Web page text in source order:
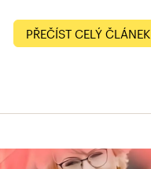
PŘEČÍST CELÝ ČLÁNEK